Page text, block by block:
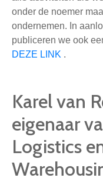
onder de noemer
ondernemen. In
publiceren we ook
DEZE LINK .
Karel van
eigenaar
Logistics